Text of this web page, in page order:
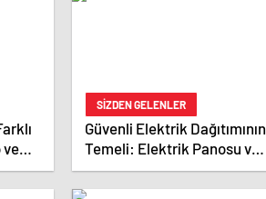
ve
SIZDEN GELENLER
Güvenli Elektrik Dağıtımının
Temeli: Elektrik Panosu ve
Şantiye Panosu Rehberi